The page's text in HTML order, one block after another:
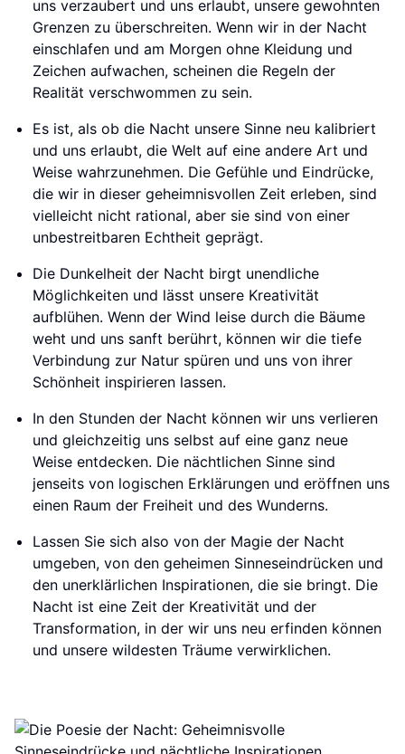
uns verzaubert und uns erlaubt, unsere gewohnten
Grenzen zu überschreiten. Wenn wir in der Nacht
einschlafen und am Morgen ohne Kleidung und
Zeichen aufwachen, scheinen die Regeln der
Realität verschwommen zu sein.
Es ist, als ob die Nacht unsere Sinne neu kalibriert
und uns erlaubt, die Welt auf eine andere Art und
Weise wahrzunehmen. Die Gefühle und Eindrücke,
die wir in dieser geheimnisvollen Zeit erleben, sind
vielleicht nicht rational, aber sie sind von einer
unbestreitbaren Echtheit geprägt.
Die Dunkelheit der Nacht birgt unendliche
Möglichkeiten und lässt unsere Kreativität
aufblühen. Wenn der Wind leise durch die Bäume
weht und uns sanft berührt, können wir die tiefe
Verbindung zur Natur spüren und uns von ihrer
Schönheit inspirieren lassen.
In den Stunden der Nacht können wir uns verlieren
und gleichzeitig uns selbst auf eine ganz neue
Weise entdecken. Die nächtlichen Sinne sind
jenseits von logischen Erklärungen und eröffnen uns
einen Raum der Freiheit und des Wunderns.
Lassen Sie sich also von der Magie der Nacht
umgeben, von den geheimen Sinneseindrücken und
den unerklärlichen Inspirationen, die sie bringt. Die
Nacht ist eine Zeit der Kreativität und der
Transformation, in der wir uns neu erfinden können
und unsere wildesten Träume verwirklichen.